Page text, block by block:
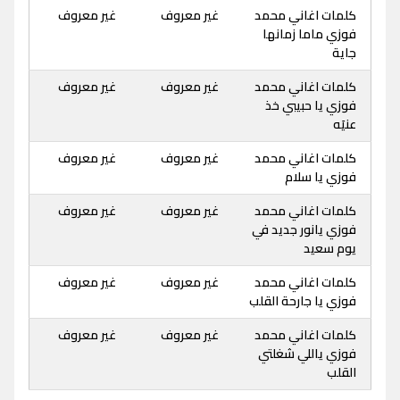
كلمات اغاني محمد
فوزي ماما زمانها
جاية
غير معروف غير معروف
كلمات اغاني محمد
فوزي يا حبيبي خذ
عنيَه
غير معروف غير معروف
كلمات اغاني محمد
فوزي يا سلام
غير معروف غير معروف
كلمات اغاني محمد
فوزي يانور جديد في
يوم سعيد
غير معروف غير معروف
كلمات اغاني محمد
فوزي يا جارحة القلب
غير معروف غير معروف
كلمات اغاني محمد
فوزي ياللي شغلتي
القلب
غير معروف غير معروف